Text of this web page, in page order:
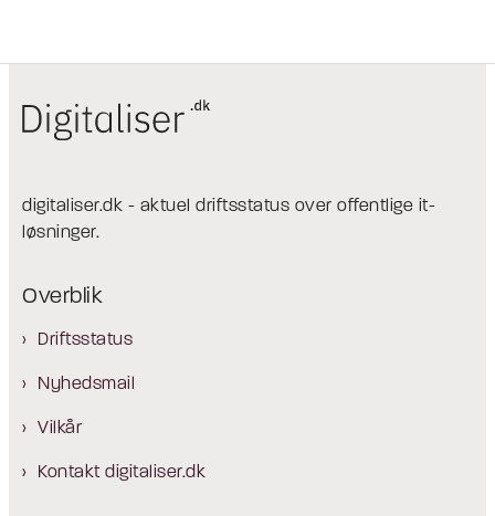
digitaliser.dk - aktuel driftsstatus over offentlige it-
løsninger.
Overblik
Driftsstatus
Nyhedsmail
Vilkår
Kontakt digitaliser.dk